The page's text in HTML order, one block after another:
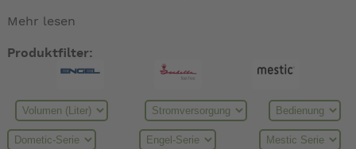
Mehr lesen
Produktfilter: